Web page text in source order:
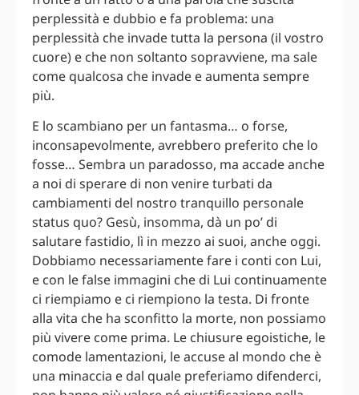
perplessità e dubbio e fa problema: una
perplessità che invade tutta la persona (il vostro
cuore) e che non soltanto sopravviene, ma sale
come qualcosa che invade e aumenta sempre
più.
E lo scambiano per un fantasma… o forse,
inconsapevolmente, avrebbero preferito che lo
fosse… Sembra un paradosso, ma accade anche
a noi di sperare di non venire turbati da
cambiamenti del nostro tranquillo personale
status quo? Gesù, insomma, dà un po’ di
salutare fastidio, lì in mezzo ai suoi, anche oggi.
Dobbiamo necessariamente fare i conti con Lui,
e con le false immagini che di Lui continuamente
ci riempiamo e ci riempiono la testa. Di fronte
alla vita che ha sconfitto la morte, non possiamo
più vivere come prima. Le chiusure egoistiche, le
comode lamentazioni, le accuse al mondo che è
una minaccia e dal quale preferiamo difenderci,